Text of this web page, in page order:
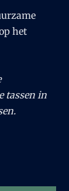
het
tassen in